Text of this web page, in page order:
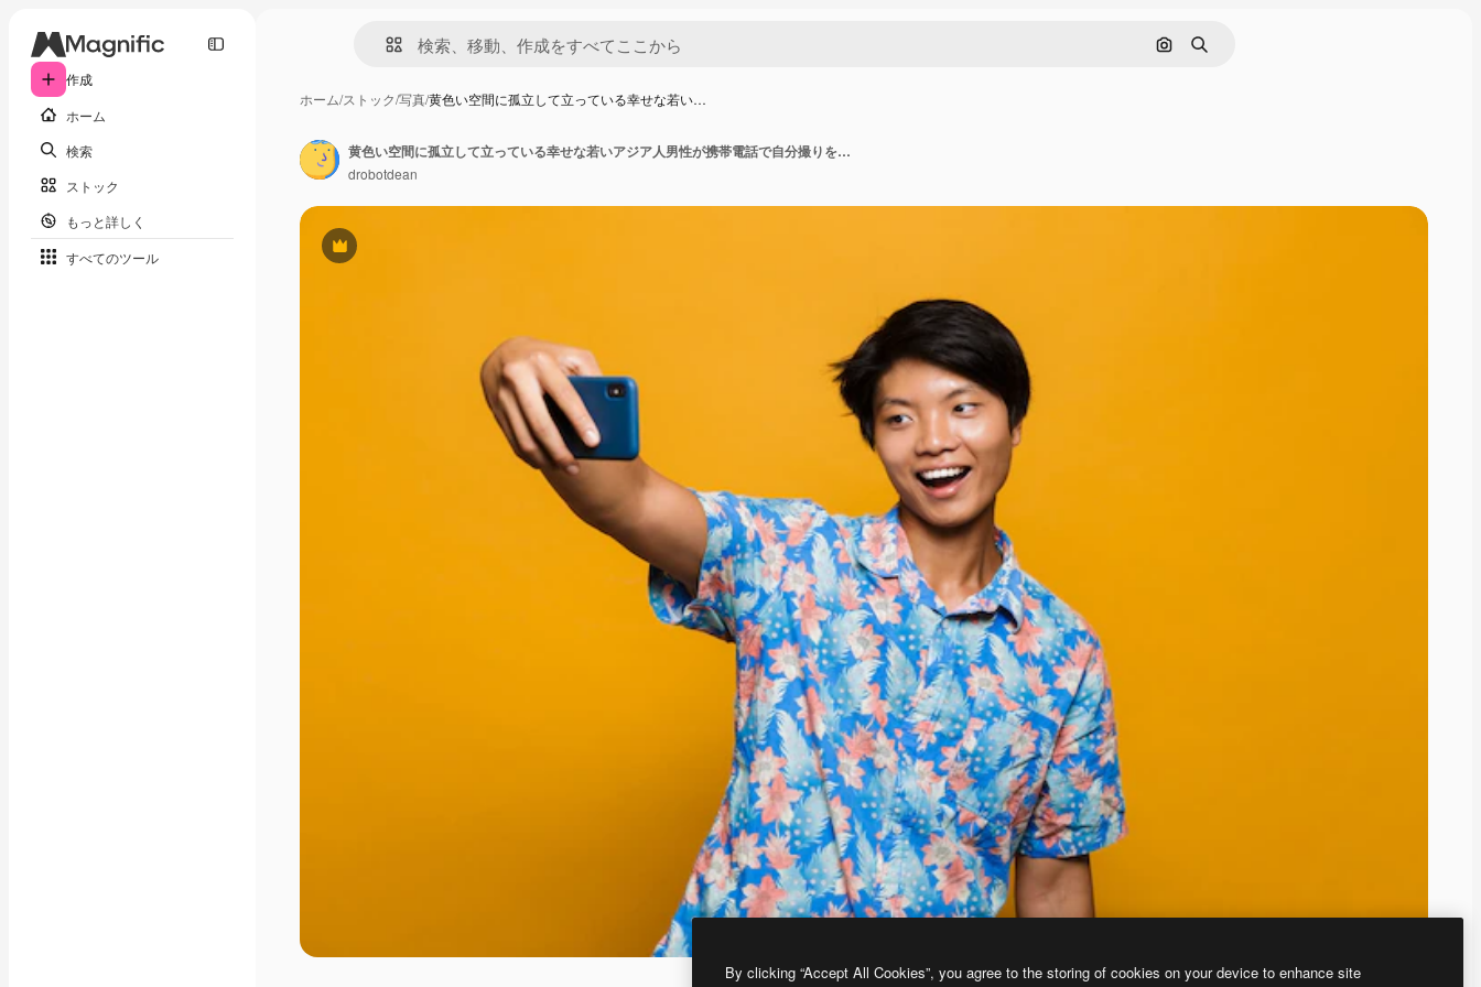
作成
ホーム
検索
ストック
もっと詳しく
すべてのツール
画像で検索
検索
ホーム/ストック/写真/黄色い空間に孤立して立っている幸せな若い…
Premium
黄色い空間に孤立して立っている幸せな若いアジア人男性が携帯電話で自分撮りをします。
drobotdean
By clicking “Accept All Cookies”, you agree to the storing of cookies on your device to enhance site